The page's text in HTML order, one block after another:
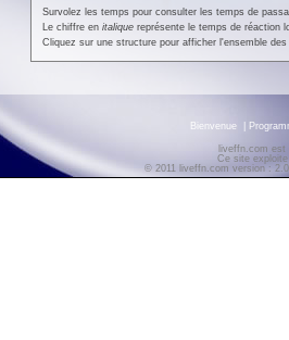
Survolez les temps pour consulter les temps de
Le chiffre en italiquereprésente le temps de réaction
Cliquez sur une structure pour afficher l'ensemble
Bienvenue
liveffn.com est
Ce site
© 2011 liveffn.com version :